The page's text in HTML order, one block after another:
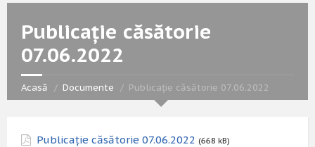
Publicație căsătorie
07.06.2022
Acasă Documente Publicație căsătorie 07.06.2022
Publicație căsătorie 07.06.2022 (668 kB)